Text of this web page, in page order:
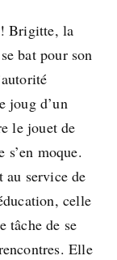
Brigitte, la
bat pour son
joug d’un
le jouet de
moque.
au service de
celle
tâche de se
Elle